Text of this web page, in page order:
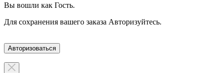
Вы вошли как Гость.
Для сохранения вашего заказа Авторизуйтесь.
Авторизоваться